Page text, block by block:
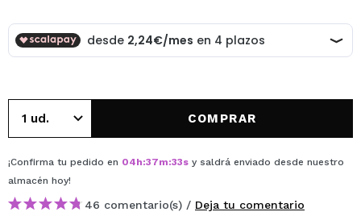
COMPRAR
¡Confirma tu pedido en 04h:37m:33s y saldrá enviado desde nuestro
almacén hoy!
46 comentario(s) / Deja tu comentario